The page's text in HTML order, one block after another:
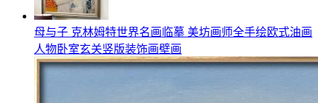
母与子 克林姆特世界名画临摹 美坊画师全手绘欧式油画
人物卧室玄关竖版装饰画壁画